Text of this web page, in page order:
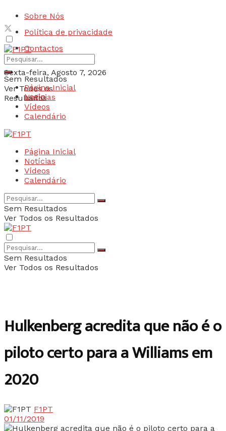
Sobre Nós
Política de privacidade
Contactos
Sexta-feira, Agosto 7, 2026
Login
Sem Resultados
Ver Todos os
Resultados
Página Inicial
Notícias
Vídeos
Calendário
Página Inicial
Notícias
Vídeos
Calendário
Sem Resultados
Ver Todos os Resultados
Sem Resultados
Ver Todos os Resultados
Hulkenberg acredita que não é o
piloto certo para a Williams em
2020
F1PT
01/11/2019